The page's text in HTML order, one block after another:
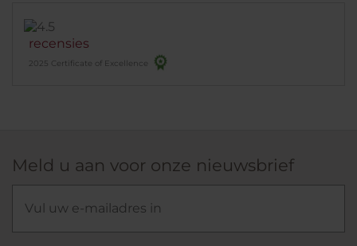
recensies
2025 Certificate of Excellence
Meld u aan voor onze nieuwsbrief